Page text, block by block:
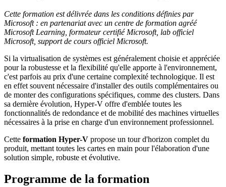
Cette formation est délivrée dans les conditions définies par
Microsoft : en partenariat avec un centre de formation agréé
Microsoft Learning, formateur certifié Microsoft, lab officiel
Microsoft, support de cours officiel Microsoft.
Si la virtualisation de systèmes est généralement choisie et appréciée
pour la robustesse et la flexibilité qu'elle apporte à l'environnement,
c'est parfois au prix d'une certaine complexité technologique. Il est
en effet souvent nécessaire d'installer des outils complémentaires ou
de monter des configurations spécifiques, comme des clusters. Dans
sa dernière évolution, Hyper-V offre d'emblée toutes les
fonctionnalités de redondance et de mobilité des machines virtuelles
nécessaires à la prise en charge d'un environnement professionnel.
Cette formation Hyper-V propose un tour d'horizon complet du
produit, mettant toutes les cartes en main pour l'élaboration d'une
solution simple, robuste et évolutive.
Programme de la formation